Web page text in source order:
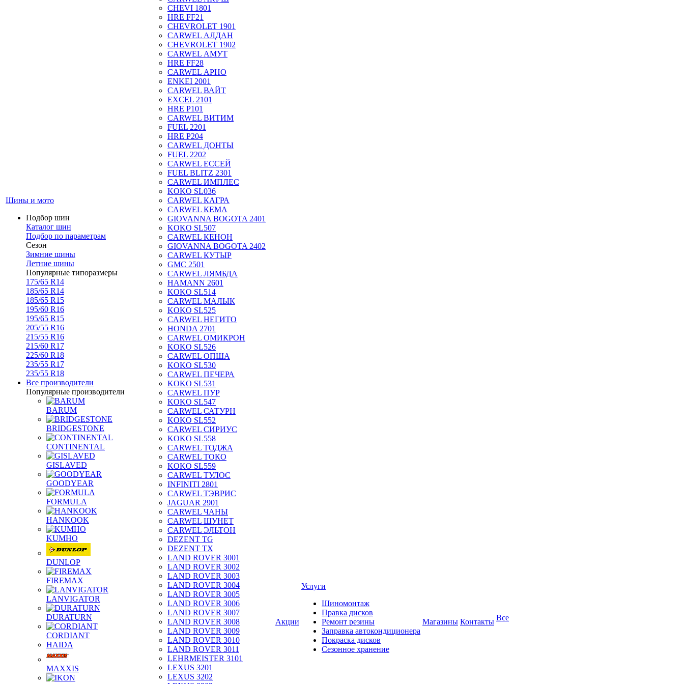
Шины и мото
Подбор шин
Каталог шин
Подбор по параметрам
Сезон
Зимние шины
Летние шины
Популярные типоразмеры
175/65 R14
185/65 R14
185/65 R15
195/60 R16
195/65 R15
205/55 R16
215/55 R16
215/60 R17
225/60 R18
235/55 R17
235/55 R18
Все производители
Популярные производители
BARUM
BRIDGESTONE
CONTINENTAL
GISLAVED
GOODYEAR
FORMULA
HANKOOK
KUMHO
DUNLOP
FIREMAX
LANVIGATOR
DURATURN
CORDIANT
HAIDA
MAXXIS
CHEVI 1801
HRE FF21
CHEVROLET 1901
CARWEL АЛДАН
CHEVROLET 1902
CARWEL АМУТ
HRE FF28
CARWEL АРНО
ENKEI 2001
CARWEL ВАЙТ
EXCEL 2101
HRE P101
CARWEL ВИТИМ
FUEL 2201
HRE P204
CARWEL ДОНТЫ
FUEL 2202
CARWEL ЕССЕЙ
FUEL BLITZ 2301
CARWEL ИМПЛЕС
KOKO SL036
CARWEL КАГРА
CARWEL КЕМА
GIOVANNA BOGOTA 2401
KOKO SL507
CARWEL КЕНОН
GIOVANNA BOGOTA 2402
CARWEL КУТЫР
GMC 2501
CARWEL ЛЯМБДА
HAMANN 2601
KOKO SL514
CARWEL МАЛЫК
KOKO SL525
CARWEL НЕГИТО
HONDA 2701
CARWEL ОМИКРОН
KOKO SL526
CARWEL ОПША
KOKO SL530
CARWEL ПЕЧЕРА
KOKO SL531
CARWEL ПУР
KOKO SL547
CARWEL САТУРН
KOKO SL552
CARWEL СИРИУС
KOKO SL558
CARWEL ТОДЖА
CARWEL ТОКО
KOKO SL559
CARWEL ТУЛОС
INFINITI 2801
CARWEL ТЭВРИС
JAGUAR 2901
CARWEL ЧАНЫ
CARWEL ШУНЕТ
CARWEL ЭЛЬТОН
DEZENT TG
DEZENT TX
LAND ROVER 3001
LAND ROVER 3002
LAND ROVER 3003
LAND ROVER 3004
LAND ROVER 3005
LAND ROVER 3006
LAND ROVER 3007
LAND ROVER 3008
LAND ROVER 3009
LAND ROVER 3010
LAND ROVER 3011
LEHRMEISTER 3101
LEXUS 3201
LEXUS 3202
Акции
Услуги
Шиномонтаж
Правка дисков
Ремонт резины
Заправка автокондиционера
Покраска дисков
Сезонное хранение
Магазины Контакты Все